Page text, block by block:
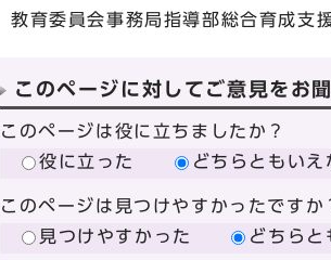
教育委員会事務局指導部総合育成支
このページに対してご意見をお
このページは役に立ちましたか？
役に立った
どちらともいえ
このページは見つけやすかったですか
見つけやすかった
どちらと